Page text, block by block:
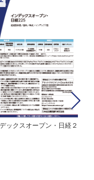
ックスオープン・日経２